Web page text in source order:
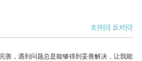
支持[0] 反对[0]
善，遇到问题总是能够得到妥善解决，让我能